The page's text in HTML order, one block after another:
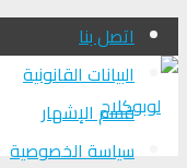
اتصل بنا
البيانات القانونية
قسم الإشهار
سياسة الخصوصية